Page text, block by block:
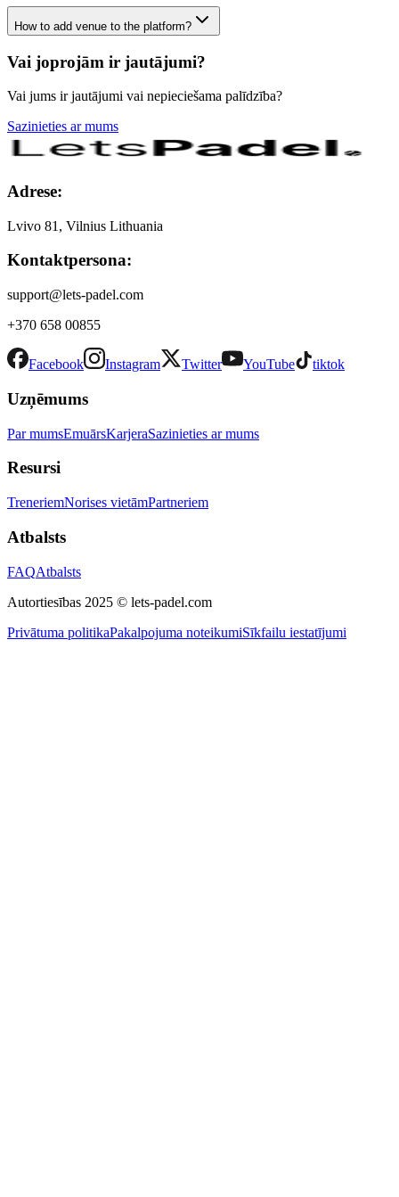
How to add venue to the platform?
Vai joprojām ir jautājumi?
Vai jums ir jautājumi vai nepieciešama palīdzība?
Sazinieties ar mums
Adrese:
Lvivo 81, Vilnius Lithuania
Kontaktpersona:
support@lets-padel.com
+370 658 00855
Facebook Instagram Twitter YouTube tiktok
Uzņēmums
Par mumsEmuārsKarjeraSazinieties ar mums
Resursi
TreneriemNorises vietāmPartneriem
Atbalsts
FAQAtbalsts
Autortiesības 2025 © lets-padel.com
Privātuma politikaPakalpojuma noteikumiSīkfailu iestatījumi